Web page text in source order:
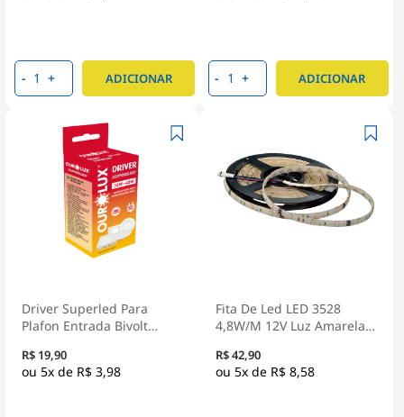
- + ADICIONAR - + ADICIONAR
Driver Superled Para
Plafon Entrada Bivolt
Ourolux
R$ 19,90
5x de R$ 3,98
Fita De Led LED 3528
4,8W/M 12V Luz Amarela
- Gaya
R$ 42,90
5x de R$ 8,58